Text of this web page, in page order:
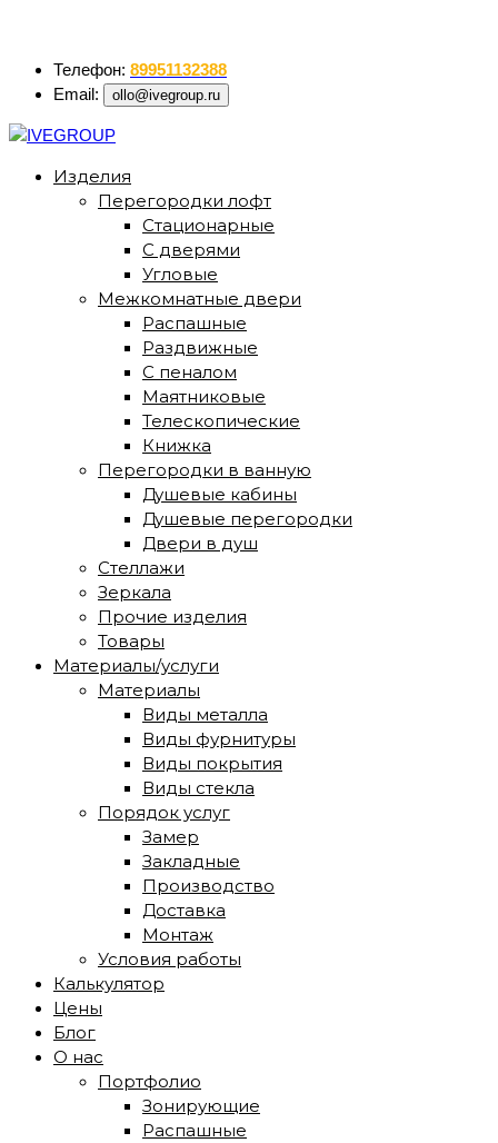
Телефон: 89951132388
Email:
ollo@ivegroup.ru
Изделия
Перегородки лофт
Стационарные
С дверями
Угловые
Межкомнатные двери
Распашные
Раздвижные
С пеналом
Маятниковые
Телескопические
Книжка
Перегородки в ванную
Душевые кабины
Душевые перегородки
Двери в душ
Стеллажи
Зеркала
Прочие изделия
Товары
Материалы/услуги
Материалы
Виды металла
Виды фурнитуры
Виды покрытия
Виды стекла
Порядок услуг
Замер
Закладные
Производство
Доставка
Монтаж
Условия работы
Калькулятор
Цены
Блог
О нас
Портфолио
Зонирующие
Распашные